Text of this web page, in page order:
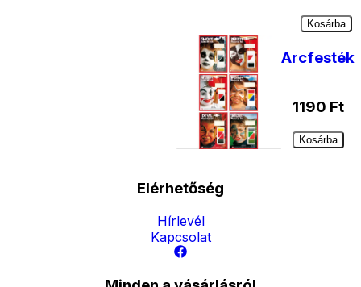
Kosárba
Arcfesték
1190 Ft
Kosárba
Elérhetőség
Hírlevél
Kapcsolat